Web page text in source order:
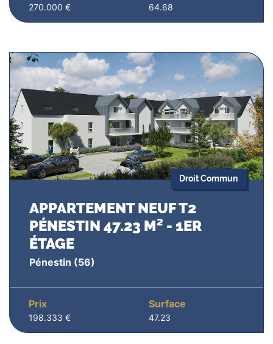
270.000 € 64.68
Droit Commun
APPARTEMENT NEUF T2
PÉNESTIN 47.23 M² - 1ER
ÉTAGE
Pénestin (56)
Prix
198.333 €
Surface
47.23